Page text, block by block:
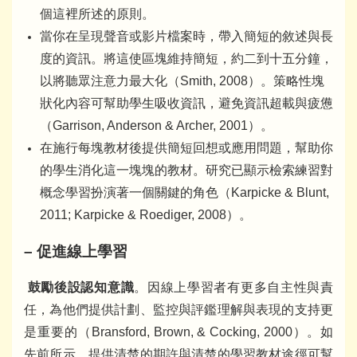
個這裡所述的原則。
當你在呈現聲音或影片檔案時，帶入簡短的敘述與長
度的資訊。將這使區塊維持簡短，約二到十五分鐘，
以將聽眾注意力最大化（Smith, 2008）。策略性塊
狀化內容可幫助學生吸收資訊，避免資訊超載與疲憊
（Garrison, Anderson & Archer, 2001）。
在施行每塊教材後提供簡短回想或應用問題，幫助你
的學生消化這一塊塊的教材。研究已顯示檢索練習對
概念學習扮演著一個關鍵的角色（Karpicke & Blunt,
2011; Karpicke & Roediger, 2008）。
– 促進線上學習
鼓勵後設認知意識。因線上學習者有更多自主性與責
任，為他們提供計劃、監控與評鑑理解與表現的支持更
是重要的（Bransford, Brown, & Cocking, 2000）。如
先前所示，提供清楚的期許與清楚的學習教材途徑可幫